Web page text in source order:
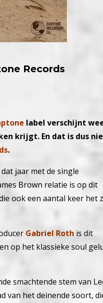
Records
label verschijnt
krijgt. En dat is dus
.
jaar met de single
Brown relatie is op dit
ook een aantal keer het
Gabriel Roth is dit
op het klassieke soul
smachtende stem van
van het deinende soort,